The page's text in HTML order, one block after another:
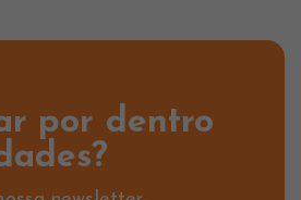
por dentro